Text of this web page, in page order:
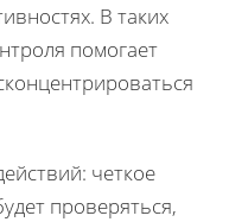
В таких
помогает
четкое
проверяться,